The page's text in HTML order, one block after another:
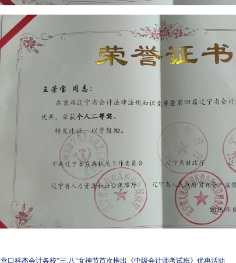
营口科杰会计各校“三.八”女神节首次推出《中级会计师考试班》优惠活动